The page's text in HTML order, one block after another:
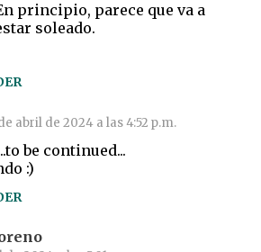
principio, parece que va a
soleado.
abril de 2024 a las 4:52 p.m.
be continued...
:)